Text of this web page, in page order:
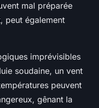
mal préparée
peut également
imprévisibles
soudaine, un vent
peuvent
gênant la